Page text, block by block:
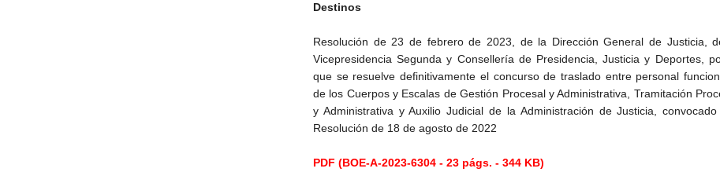
Destinos
Resolución de 23 de febrero de 2023, de la Dirección General de Justicia,
Vicepresidencia Segunda y Consellería de Presidencia, Justicia y Deportes,
que se resuelve definitivamente el concurso de traslado entre personal
de los Cuerpos y Escalas de Gestión Procesal y Administrativa, Tramitación
y Administrativa y Auxilio Judicial de la Administración de Justicia,
Resolución de 18 de agosto de 2022
PDF (BOE-A-2023-6304 - 23 págs. - 344 KB)